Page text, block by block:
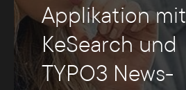
Applikation mit
KeSearch und
TYPO3 News-